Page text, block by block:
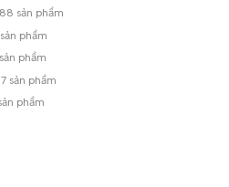
sản phẩm
phẩm
phẩm
sản phẩm
phẩm
bán Tai nghe nhất ở Hà Nội